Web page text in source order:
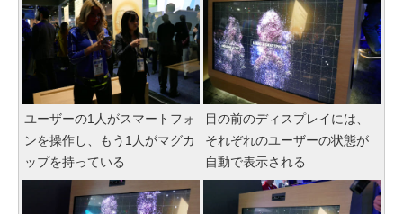
ユーザーの1人がスマートフォ
ンを操作し、もう1人がマグカ
ップを持っている
目の前のディスプレイには、
それぞれのユーザーの状態が
自動で表示される